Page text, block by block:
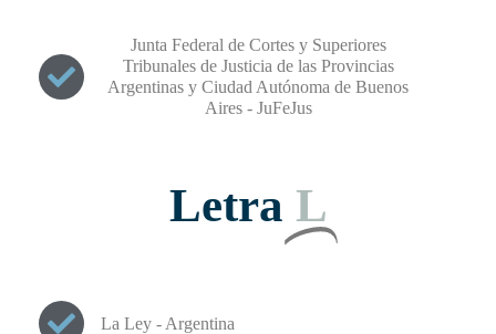
Junta Federal de Cortes y Superiores
Tribunales de Justicia de las Provincias
Argentinas y Ciudad Autónoma de Buenos
Aires - JuFeJus
Letra L
La Ley - Argentina